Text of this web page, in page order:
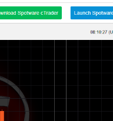
Italiano
Polski
Русский